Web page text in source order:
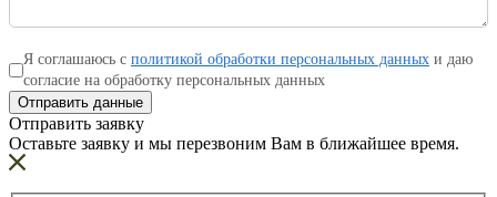
Я соглашаюсь с политикой обработки персональных данных и даю
согласие на обработку персональных данных
Отправить данные
Отправить заявку
Оставьте заявку и мы перезвоним Вам в ближайшее время.